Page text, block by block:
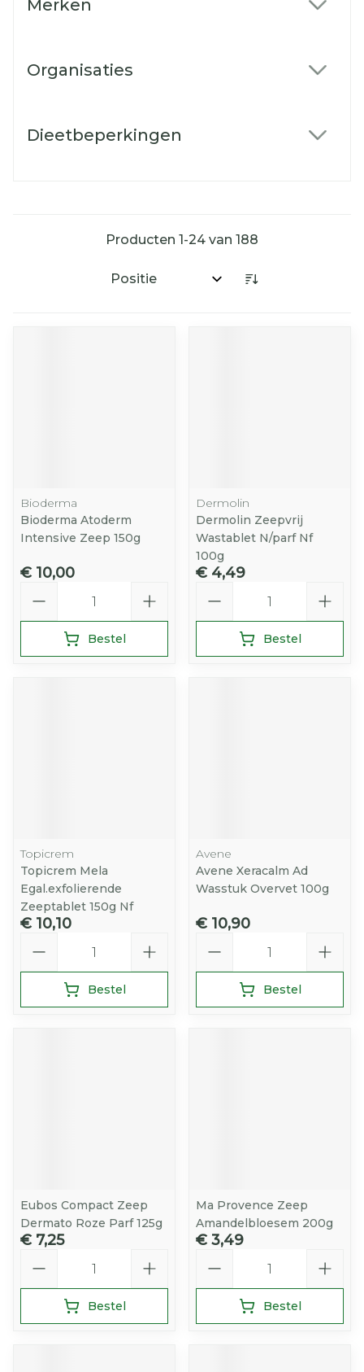
Merken
Organisaties
Dieetbeperkingen
Producten 1-24 van 188
Sorteer op:
Bioderma
Bioderma Atoderm
Intensive Zeep 150g
€ 10,00
Bestel
Dermolin
Dermolin Zeepvrij
Wastablet N/parf Nf
100g
€ 4,49
Bestel
Topicrem
Topicrem Mela
Egal.exfolierende
Zeeptablet 150g Nf
€ 10,10
Bestel
Avene
Avene Xeracalm Ad
Wasstuk Overvet 100g
€ 10,90
Bestel
Eubos Compact Zeep
Dermato Roze Parf 125g
€ 7,25
Bestel
Ma Provence Zeep
Amandelbloesem 200g
€ 3,49
Bestel